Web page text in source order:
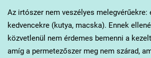
Az irtószer nem veszélyes melegvérűekre:
kedvencekre (kutya, macska). Ennek
közvetlenül nem érdemes bemenni a
amíg a permetezőszer meg nem szárad,